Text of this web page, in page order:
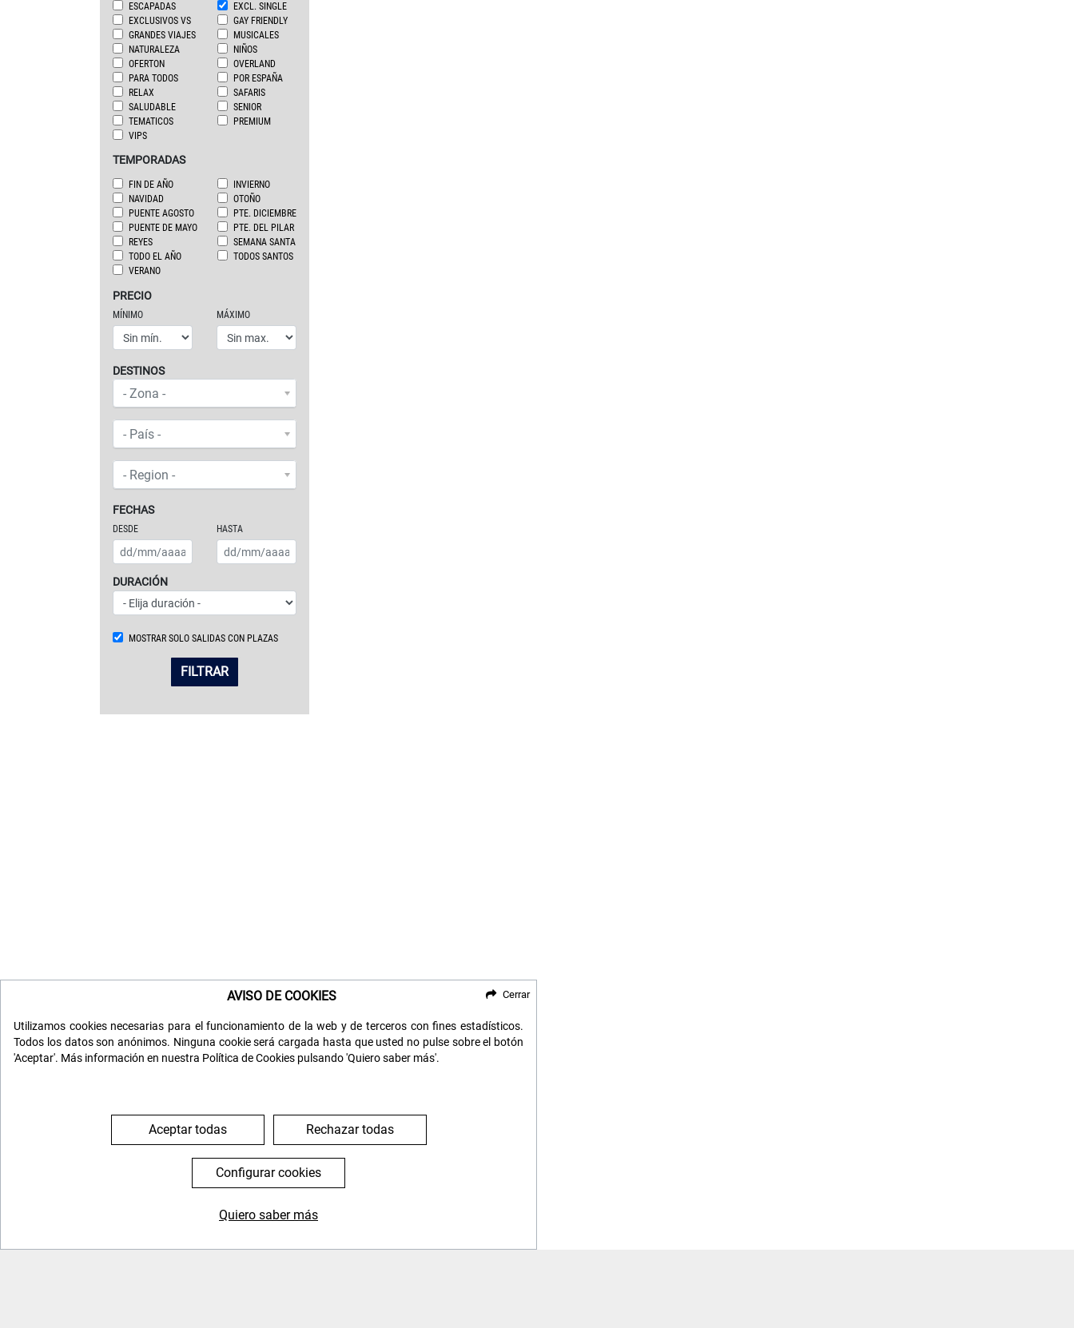
ESCAPADAS
EXCL. SINGLE
EXCLUSIVOS VS
GAY FRIENDLY
GRANDES VIAJES
MUSICALES
NATURALEZA
NIÑOS
OFERTON
OVERLAND
PARA TODOS
POR ESPAÑA
RELAX
SAFARIS
SALUDABLE
SENIOR
TEMATICOS
PREMIUM
VIPS
TEMPORADAS
FIN DE AÑO
INVIERNO
NAVIDAD
OTOÑO
PUENTE AGOSTO
PTE. DICIEMBRE
PUENTE DE MAYO
PTE. DEL PILAR
REYES
SEMANA SANTA
TODO EL AÑO
TODOS SANTOS
VERANO
PRECIO
MÍNIMO MÁXIMO
DESTINOS
ZONAS O CONTINENTES
- Zona -
- País -
REGIÓN
- Region -
FECHAS
DESDE HASTA
DURACIÓN
MOSTRAR SOLO SALIDAS CON PLAZAS
FILTRAR
AVISO DE COOKIES
Utilizamos cookies necesarias para el funcionamiento de la web y de terceros con fines estadísticos.
Todos los datos son anónimos. Ninguna cookie será cargada hasta que usted no pulse sobre el botón
'Aceptar'. Más información en nuestra Política de Cookies pulsando 'Quiero saber más'.
Aceptar todas Rechazar todas
Configurar cookies
Quiero saber más
Cerrar